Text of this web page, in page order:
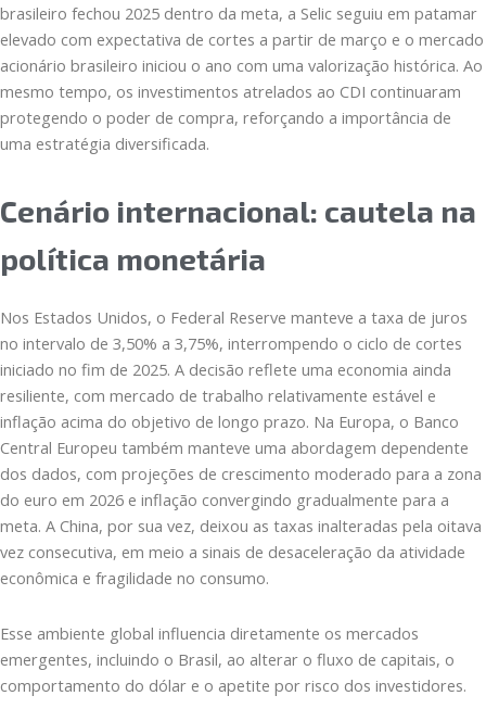
brasileiro fechou 2025 dentro da meta, a Selic seguiu em patamar
elevado com expectativa de cortes a partir de março e o mercado
acionário brasileiro iniciou o ano com uma valorização histórica. Ao
mesmo tempo, os investimentos atrelados ao CDI continuaram
protegendo o poder de compra, reforçando a importância de
uma estratégia diversificada.
Cenário internacional: cautela na
política monetária
Nos Estados Unidos, o Federal Reserve manteve a taxa de juros
no intervalo de 3,50% a 3,75%, interrompendo o ciclo de cortes
iniciado no fim de 2025. A decisão reflete uma economia ainda
resiliente, com mercado de trabalho relativamente estável e
inflação acima do objetivo de longo prazo. Na Europa, o Banco
Central Europeu também manteve uma abordagem dependente
dos dados, com projeções de crescimento moderado para a zona
do euro em 2026 e inflação convergindo gradualmente para a
meta. A China, por sua vez, deixou as taxas inalteradas pela oitava
vez consecutiva, em meio a sinais de desaceleração da atividade
econômica e fragilidade no consumo.
Esse ambiente global influencia diretamente os mercados
emergentes, incluindo o Brasil, ao alterar o fluxo de capitais, o
comportamento do dólar e o apetite por risco dos investidores.